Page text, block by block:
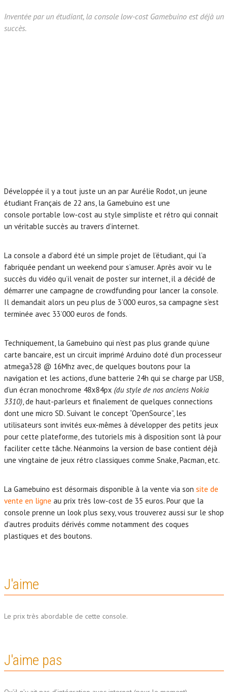
Inventée par un étudiant, la console low-cost Gamebuino est déjà un
succès.
Développée il y a tout juste un an par Aurélie Rodot, un jeune
étudiant Français de 22 ans, la Gamebuino est une
console portable low-cost au style simpliste et rétro qui connait
un véritable succès au travers d’internet.
La console a d’abord été un simple projet de l’étudiant, qui l’a
fabriquée pendant un weekend pour s’amuser. Après avoir vu le
succès du vidéo qu’il venait de poster sur internet, il a décidé de
démarrer une campagne de crowdfunding pour lancer la console.
Il demandait alors un peu plus de 3’000 euros, sa campagne s’est
terminée avec 33’000 euros de fonds.
Techniquement, la Gamebuino qui n’est pas plus grande qu’une
carte bancaire, est un circuit imprimé Arduino doté d’un processeur
atmega328 @ 16Mhz avec, de quelques boutons pour la
navigation et les actions, d’une batterie 24h qui se charge par USB,
d’un écran monochrome 48x84px (du style de nos anciens Nokia
3310), de haut-parleurs et finalement de quelques connections
dont une micro SD. Suivant le concept “OpenSource”, les
utilisateurs sont invités eux-mêmes à développer des petits jeux
pour cette plateforme, des tutoriels mis à disposition sont là pour
faciliter cette tâche. Néanmoins la version de base contient déjà
une vingtaine de jeux rétro classiques comme Snake, Pacman, etc.
La Gamebuino est désormais disponible à la vente via son site de
vente en ligne au prix très low-cost de 35 euros. Pour que la
console prenne un look plus sexy, vous trouverez aussi sur le shop
d’autres produits dérivés comme notamment des coques
plastiques et des boutons.
J'aime
Le prix très abordable de cette console.
J'aime pas